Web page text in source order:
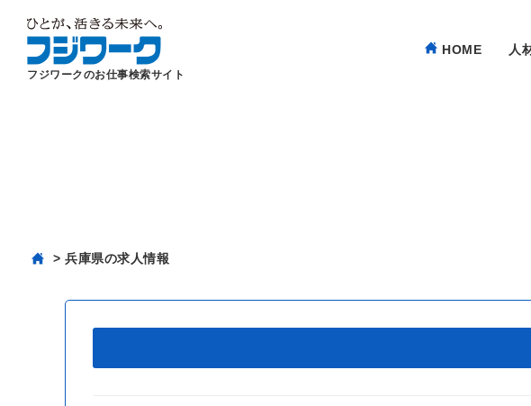
フジワークのお仕事検索サイト
HOME 人
兵庫県の求人情報